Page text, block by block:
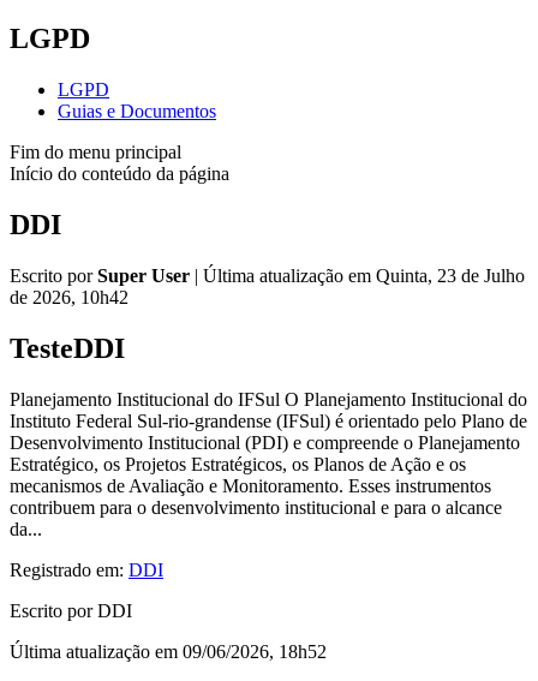
LGPD
LGPD
Guias e Documentos
Fim do menu principal
Início do conteúdo da página
DDI
Escrito porSuper User | Última atualização em Quinta, 23 de Julho
de 2026, 10h42
TesteDDI
Planejamento Institucional do IFSul O Planejamento Institucional do
Instituto Federal Sul-rio-grandense (IFSul) é orientado pelo Plano de
Desenvolvimento Institucional (PDI) e compreende o Planejamento
Estratégico, os Projetos Estratégicos, os Planos de Ação e os
mecanismos de Avaliação e Monitoramento. Esses instrumentos
contribuem para o desenvolvimento institucional e para o alcance
da...
Registrado em: DDI
Escrito por DDI
Última atualização em 09/06/2026, 18h52